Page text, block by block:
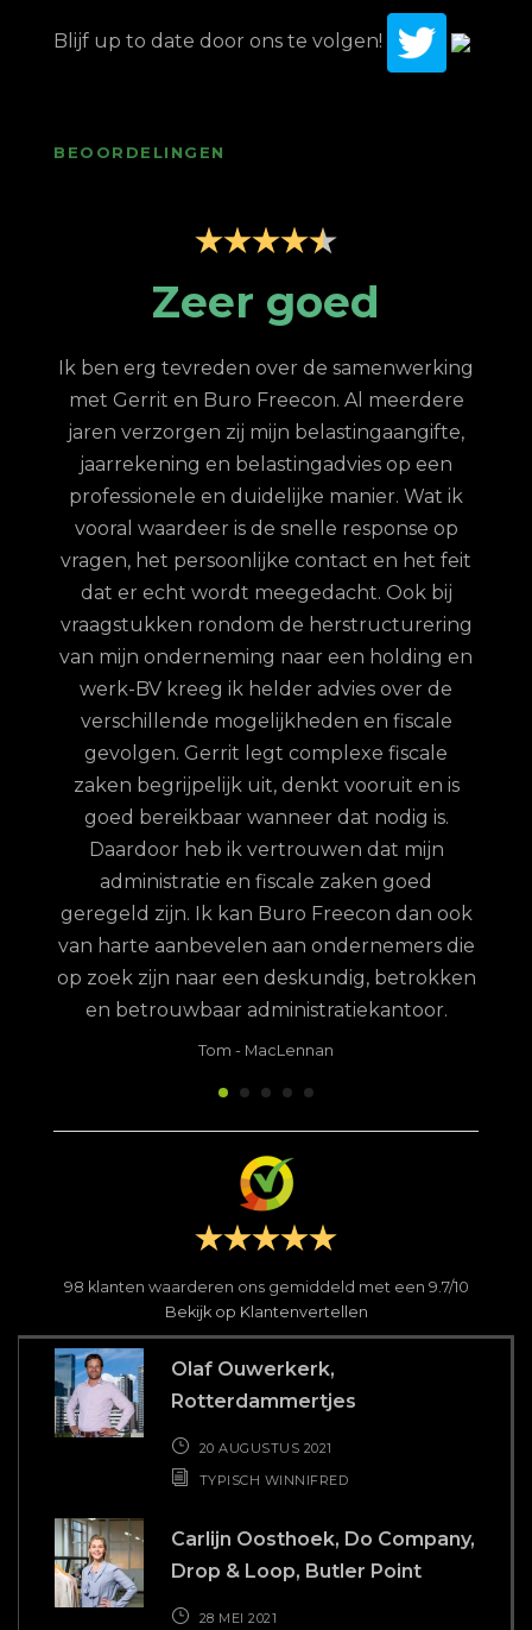
Blijf up to date door ons te volgen!
BEOORDELINGEN
Zeer goed
Ik ben erg tevreden over de samenwerking
met Gerrit en Buro Freecon. Al meerdere
jaren verzorgen zij mijn belastingaangifte,
jaarrekening en belastingadvies op een
professionele en duidelijke manier. Wat ik
vooral waardeer is de snelle response op
vragen, het persoonlijke contact en het feit
dat er echt wordt meegedacht. Ook bij
vraagstukken rondom de herstructurering
van mijn onderneming naar een holding en
werk-BV kreeg ik helder advies over de
verschillende mogelijkheden en fiscale
gevolgen. Gerrit legt complexe fiscale
zaken begrijpelijk uit, denkt vooruit en is
goed bereikbaar wanneer dat nodig is.
Daardoor heb ik vertrouwen dat mijn
administratie en fiscale zaken goed
geregeld zijn. Ik kan Buro Freecon dan ook
van harte aanbevelen aan ondernemers die
op zoek zijn naar een deskundig, betrokken
en betrouwbaar administratiekantoor.
Tom - MacLennan
98 klanten waarderen ons gemiddeld met een 9.7/10
Bekijk op Klantenvertellen
Olaf Ouwerkerk,
Rotterdammertjes
20 AUGUSTUS 2021
TYPISCH WINNIFRED
Carlijn Oosthoek, Do Company,
Drop & Loop, Butler Point
28 MEI 2021